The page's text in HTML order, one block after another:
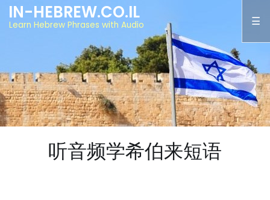
IN-HEBREW.CO.IL
Learn Hebrew Phrases with Audio
听音频学希伯来短语